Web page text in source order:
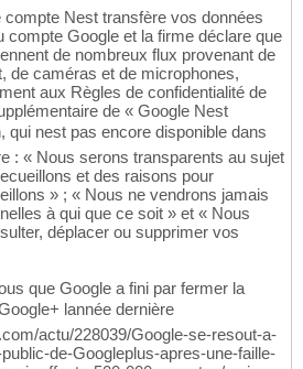
Nest transfère vos données
compte Google et la firme déclare que
de nombreux flux provenant de
de caméras et de microphones,
aux Règles de confidentialité de
de « Google Nest
nest pas encore disponible dans
: « Nous serons transparents au sujet
et des raisons pour
» ; « Nous ne vendrons jamais
à qui que ce soit » et « Nous
déplacer ou supprimer vos
que Google a fini par fermer la
lannée dernière
actu/228039/Google-se-resout-a-
de-Googleplus-apres-une-faille-